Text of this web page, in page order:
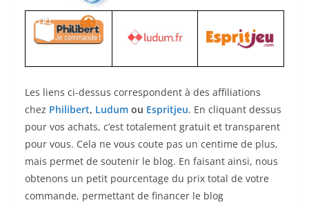
Les liens ci-dessus correspondent à des affiliations
chez Philibert, Ludum ou Espritjeu. En cliquant dessus
pour vos achats, c’est totalement gratuit et transparent
pour vous. Cela ne vous coute pas un centime de plus,
mais permet de soutenir le blog. En faisant ainsi, nous
obtenons un petit pourcentage du prix total de votre
commande, permettant de financer le blog